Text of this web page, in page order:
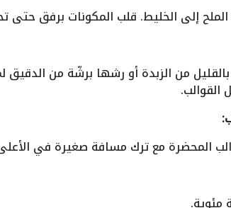
إلى الخليط. قلب المكونات برفق
من الزبدة أو رشها برشّة من الدقيق
القوالب.
المحضرة مع ترك مسافة صغيرة في الأعلى